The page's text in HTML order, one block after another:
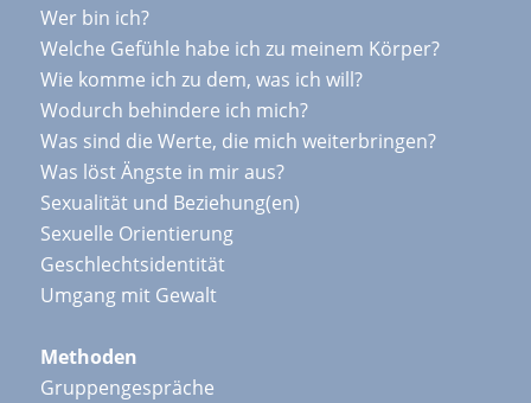
Wer bin ich?
Welche Gefühle habe ich zu meinem Körper?
Wie komme ich zu dem, was ich will?
Wodurch behindere ich mich?
Was sind die Werte, die mich weiterbringen?
Was löst Ängste in mir aus?
Sexualität und Beziehung(en)
Sexuelle Orientierung
Geschlechtsidentität
Umgang mit Gewalt
Methoden
Gruppengespräche